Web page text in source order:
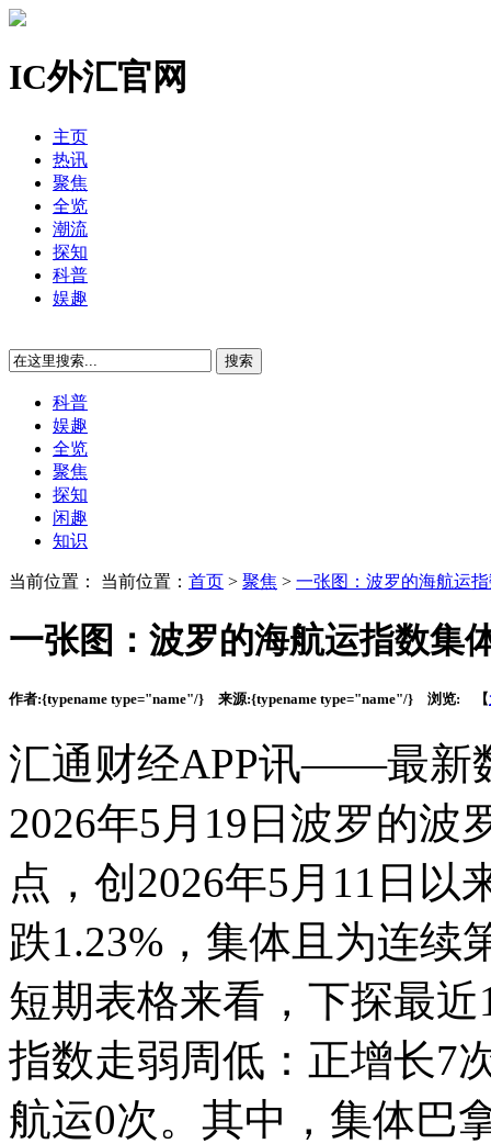
IC外汇官网
主页
热讯
聚焦
全览
潮流
探知
科普
娱趣
科普
娱趣
全览
聚焦
探知
闲趣
知识
当前位置： 当前位置： 首页 > 聚焦 > 一张图：波罗的海航运
一张图：波罗的海航运指数集
作者:{typename type="name"/} 来源:{typename type="name"/} 浏览: 【
汇通财经APP讯——最新
2026年5月19日波罗的波
点，创2026年5月11日以
跌1.23%，集体且为连续
短期表格来看，下探最
指数走弱周低：正增长7
航运0次。其中，集体巴